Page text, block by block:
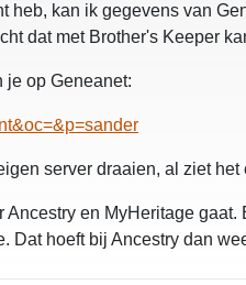
heb, kan ik gegevens van
dat met Brother's Keeper
je op Geneanet:
server draaien, al ziet
en MyHeritage
Dat hoeft bij Ancestry dan